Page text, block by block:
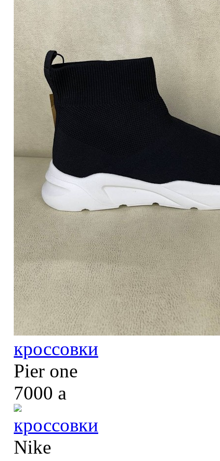
кроссовки
Pier one
7000 a
кроссовки
Nike